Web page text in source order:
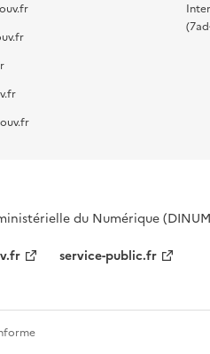
du Numérique
service-public.fr